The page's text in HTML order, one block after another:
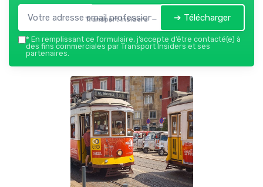
Transport Insiders — 2026➔ Télécharger
* En remplissant ce formulaire, j’accepte d’être contacté(e) à
des fins commerciales par Transport Insiders et ses
partenaires.